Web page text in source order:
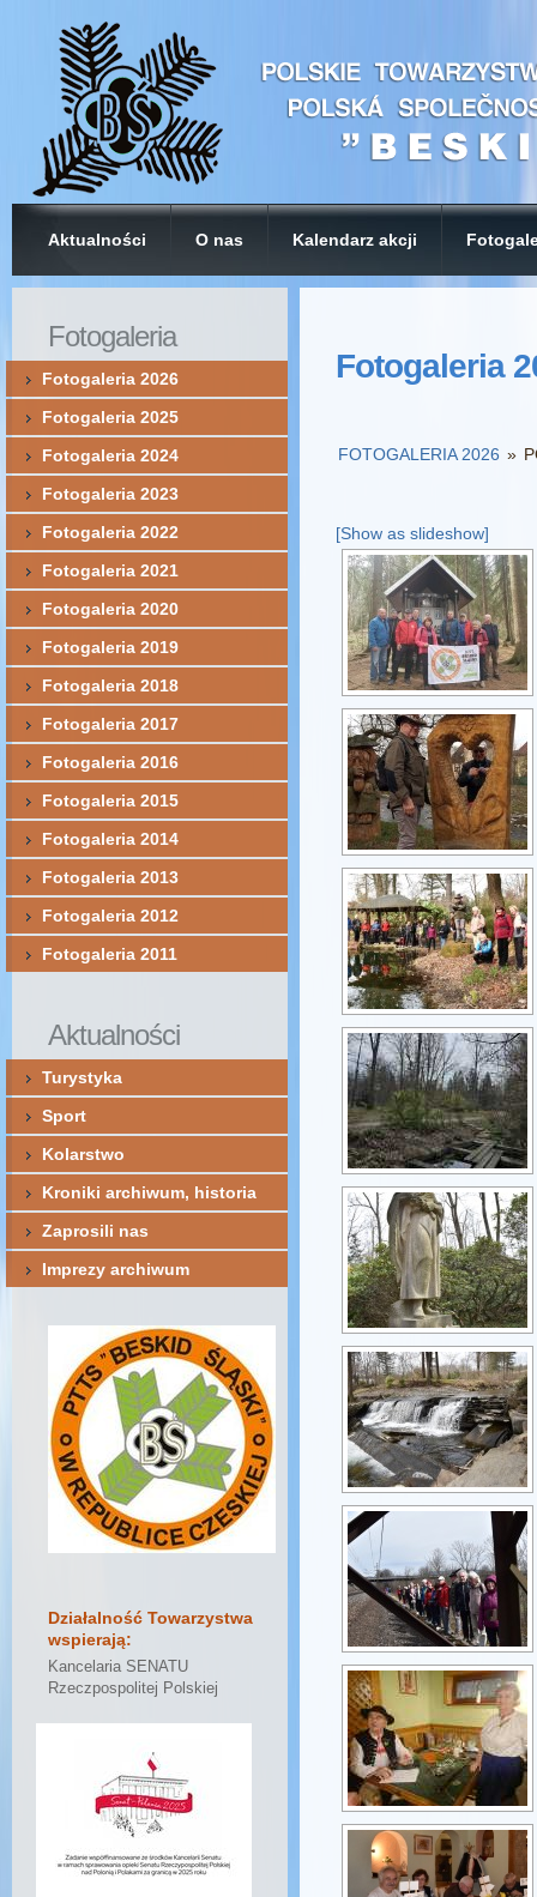
Aktualności O nas Kalendarz akcji
Fotogaleria
FOTOGALERIA 2026 »
[Show as slideshow]
Fotogaleria
Fotogaleria 2026
Fotogaleria 2025
Fotogaleria 2024
Fotogaleria 2023
Fotogaleria 2022
Fotogaleria 2021
Fotogaleria 2020
Fotogaleria 2019
Fotogaleria 2018
Fotogaleria 2017
Fotogaleria 2016
Fotogaleria 2015
Fotogaleria 2014
Fotogaleria 2013
Fotogaleria 2012
Fotogaleria 2011
Aktualności
Turystyka
Sport
Kolarstwo
Kroniki archiwum, historia
Zaprosili nas
Imprezy archiwum
Działalność Towarzystwa
wspierają:
Kancelaria SENATU
Rzeczpospolitej Polskiej